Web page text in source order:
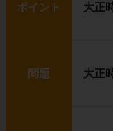
ポイント 大正
問題 大正